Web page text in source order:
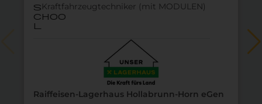
Raiffeisen-Lagerhaus Hollabrunn-Horn eGen
s
choo
l
Kraftfahrzeugtechniker (mit MODULEN)